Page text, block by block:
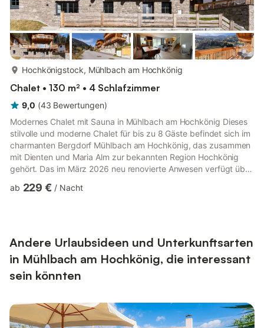
Hochkönigstock, Mühlbach am Hochkönig
Chalet • 130 m² • 4 Schlafzimmer
9,0 (43 Bewertungen)
Modernes Chalet mit Sauna in Mühlbach am Hochkönig Dieses
stilvolle und moderne Chalet für bis zu 8 Gäste befindet sich im
charmanten Bergdorf Mühlbach am Hochkönig, das zusammen
mit Dienten und Maria Alm zur bekannten Region Hochkönig
gehört. Das im März 2026 neu renovierte Anwesen verfügt über
modernisierten Wellnessbereich und bietet eine perfekte
und Beisamme...
ab 229 € / Nacht
Andere Urlaubsideen und Unterkunftsarten
in Mühlbach am Hochkönig, die interessant
sein könnten